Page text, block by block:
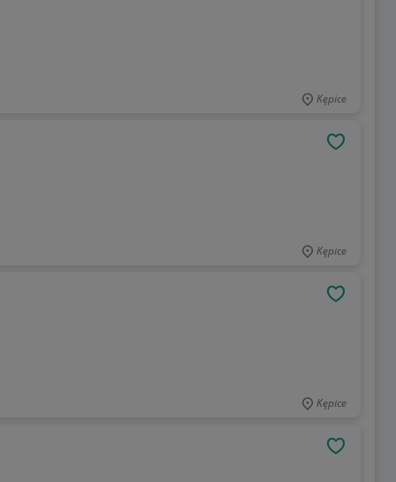
Kępice
Kępice
Kępice